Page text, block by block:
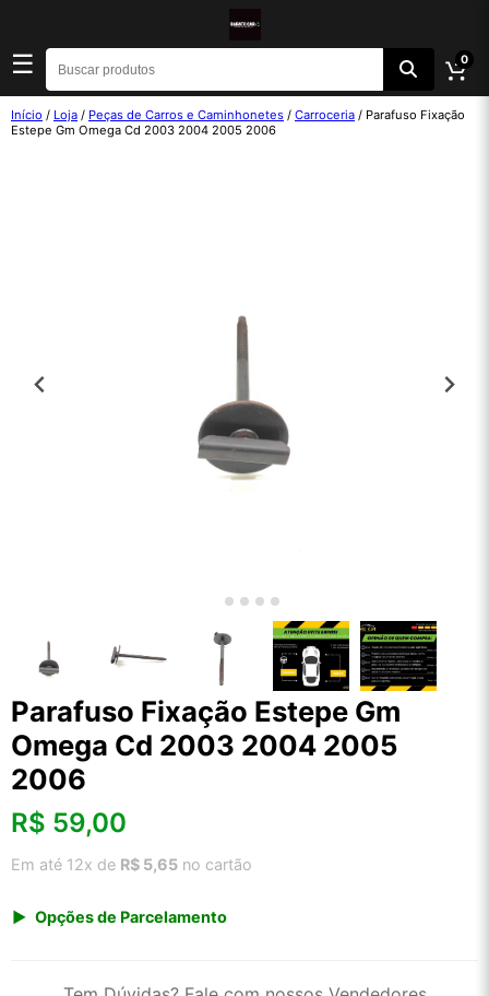
☰ 0
Início / Loja / Peças de Carros e Caminhonetes / Carroceria / Parafuso Fixação
Estepe Gm Omega Cd 2003 2004 2005 2006
Parafuso Fixação Estepe Gm
Omega Cd 2003 2004 2005
2006
R$ 59,00
Em até 12x de R$ 5,65 no cartão
Opções de Parcelamento
2x de R$ 31,62